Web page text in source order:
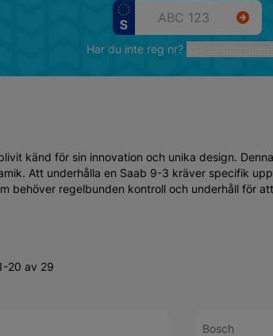
Har du inte reg nr?
känd för sin innovation och unika design.
Att underhålla en Saab 9-3 kräver specifik
behöver regelbunden kontroll och underhåll för
20 av 29
Bosch